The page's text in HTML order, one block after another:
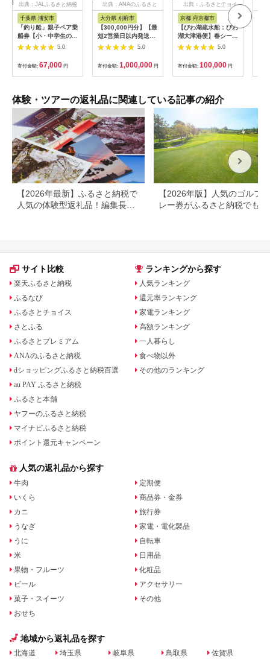
出典：JALふるさと納税
千葉県 浦安市
「釣り船」親子ペア乗
船券【小・中学生のお
子様】
5.0
寄付金額: 67,000 円
出典：ANAのふるさと
大分県 別府市
【300,000円分】【最
短2営業日以内発送】
別府市内の旅館やホテ
ルで使用できる宿泊補
助券 楽しい旅の思い
出を！ 宿泊券 大分県
別府市 3000円 15000
円 30万円 ホテル 旅
館 温泉 旅行 観光 ト
ケット クーポン 宿泊
お泊り 別府温泉 別府
観光 地獄めぐり 旅 お
すすめ 人気 体験型 節
約_B030-007
5.0
寄付金額: 1,000,000 円
出典：ふるさとチョイ
京都 府京都市
【びわ湖疏水船：びわ
湖大津港便】春シーズ
ン先行予約権（２名様
分の乗船予約の権利）
5.0
寄付金額: 100,000 円
体験・ツアーの返礼品に関連している記事の紹介
【2026年最新】ふるさと納税で
人気の体験型返礼品！編集長お
【2026年版】人気のゴルフ
レー券がふるさと納税でもら
サイト比較
楽天ふるさと納税
ふるなび
ふるさとチョイス
さとふる
ふるさとプレミアム
ANAのふるさと納税
dショッピングふるさと納税百選
au PAY ふるさと納税
ふるさと本舗
ヤフーのふるさと納税
マイナビふるさと納税
ポイント還元キャンペーン
ランキングから探す
人気ランキング
還元率ランキング
家電ランキング
高額ランキング
一人暮らし
食べ物以外
その他のランキング
人気の返礼品から探す
牛肉
いくら
カニ
うなぎ
うに
米
果物・フルーツ
ビール
菓子・スイーツ
おせち
定期便
商品券・金券
旅行券
家電・電化製品
自転車
日用品
化粧品
アクセサリー
その他
地域から返礼品を探す
北海道 埼玉県 岐阜県 鳥取県 佐賀県